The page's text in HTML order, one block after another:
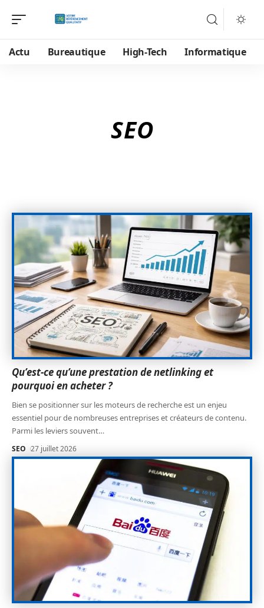
Actu Bureautique High-Tech Informatique
SEO
Qu’est-ce qu’une prestation de netlinking et
pourquoi en acheter ?
Bien se positionner sur les moteurs de recherche est un enjeu
essentiel pour de nombreuses entreprises et créateurs de contenu.
Parmi les leviers souvent…
SEO 27 juillet 2026